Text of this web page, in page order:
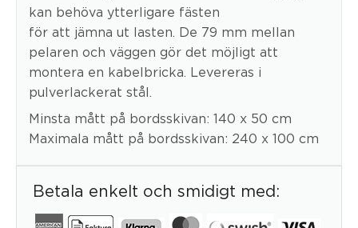
kan behöva ytterligare fästen
för att jämna ut lasten. De 79 mm mellan
pelaren och väggen gör det möjligt att
montera en kabelbricka. Levereras i
pulverlackerat stål.
Minsta mått på bordsskivan: 140 x 50 cm
Maximala mått på bordsskivan: 240 x 100 cm
Betala enkelt och smidigt med: